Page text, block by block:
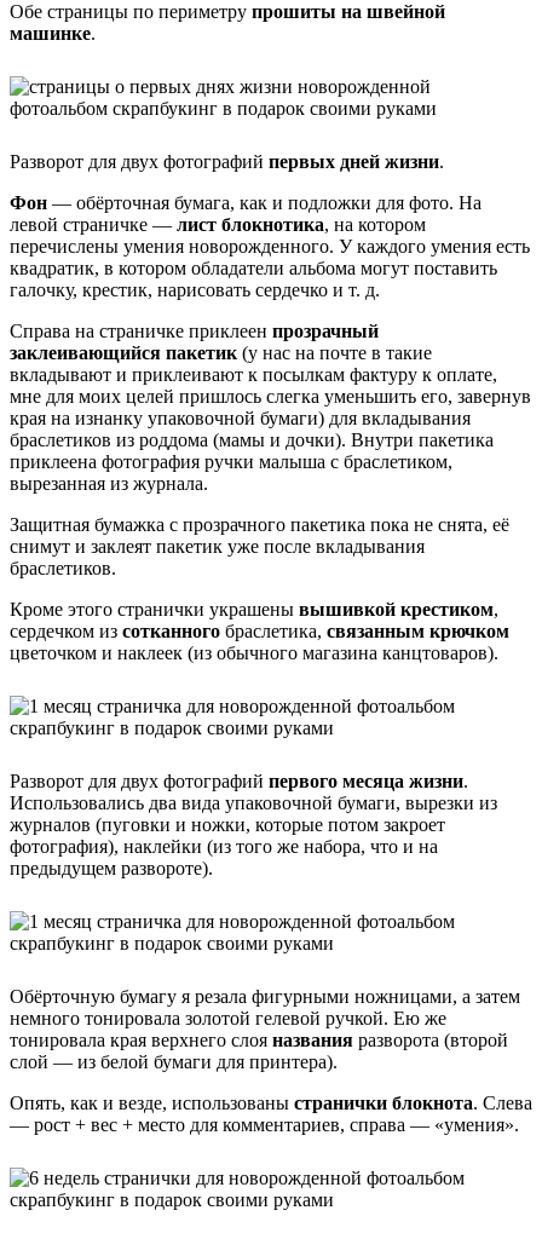
Обе страницы по периметру прошиты на швейной
машинке.
Разворот для двух фотографий первых дней жизни.
Фон — обёрточная бумага, как и подложки для фото. На
левой страничке — лист блокнотика, на котором
перечислены умения новорожденного. У каждого умения есть
квадратик, в котором обладатели альбома могут поставить
галочку, крестик, нарисовать сердечко и т. д.
Справа на страничке приклеен прозрачный
заклеивающийся пакетик (у нас на почте в такие
вкладывают и приклеивают к посылкам фактуру к оплате,
мне для моих целей пришлось слегка уменьшить его, завернув
края на изнанку упаковочной бумаги) для вкладывания
браслетиков из роддома (мамы и дочки). Внутри пакетика
приклеена фотография ручки малыша с браслетиком,
вырезанная из журнала.
Защитная бумажка с прозрачного пакетика пока не снята, её
снимут и заклеят пакетик уже после вкладывания
браслетиков.
Кроме этого странички украшены вышивкой крестиком,
сердечком из сотканного браслетика, связанным крючком
цветочком и наклеек (из обычного магазина канцтоваров).
Разворот для двух фотографий первого месяца жизни.
Использовались два вида упаковочной бумаги, вырезки из
журналов (пуговки и ножки, которые потом закроет
фотография), наклейки (из того же набора, что и на
предыдущем развороте).
Обёрточную бумагу я резала фигурными ножницами, а затем
немного тонировала золотой гелевой ручкой. Ею же
тонировала края верхнего слоя названия разворота (второй
слой — из белой бумаги для принтера).
Опять, как и везде, использованы странички блокнота. Слева
— рост + вес + место для комментариев, справа — «умения».